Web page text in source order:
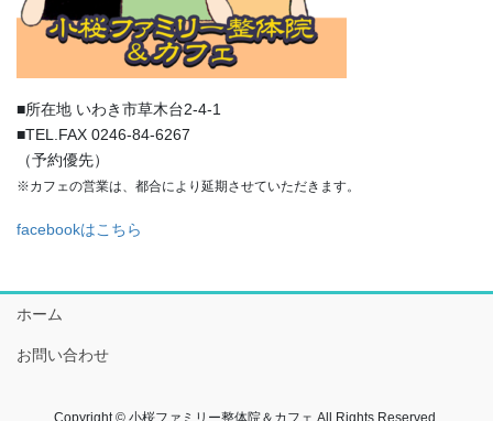
■所在地 いわき市草木台2-4-1
■TEL.FAX 0246-84-6267
（予約優先）
※カフェの営業は、都合により延期させていただきます。
facebookはこちら
ホーム
お問い合わせ